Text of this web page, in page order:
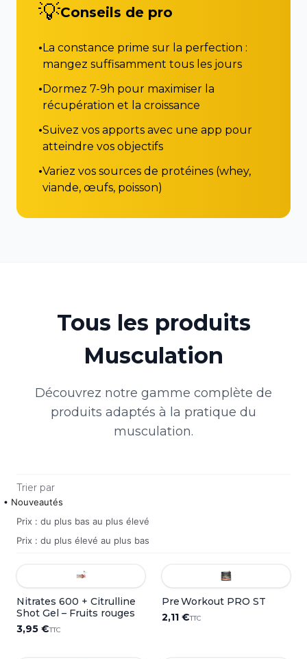
💡Conseils de pro
•La constance prime sur la perfection :
mangez suffisamment tous les jours
•Dormez 7-9h pour maximiser la
récupération et la croissance
•Suivez vos apports avec une app pour
atteindre vos objectifs
•Variez vos sources de protéines (whey,
viande, œufs, poisson)
Tous les produits
Musculation
Découvrez notre gamme complète de
produits adaptés à la pratique du
musculation.
Trier par
Nouveautés
Prix : du plus bas au plus élevé
Prix : du plus élevé au plus bas
Nitrates 600 + Citrulline
Shot Gel – Fruits rouges
3,95 €TTC
Pre Workout PRO ST
2,11 €TTC